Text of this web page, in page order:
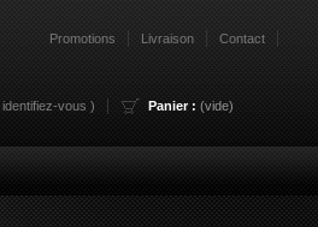
Promotions Livraison Contact
identifiez-vous ) Panier : (vide)